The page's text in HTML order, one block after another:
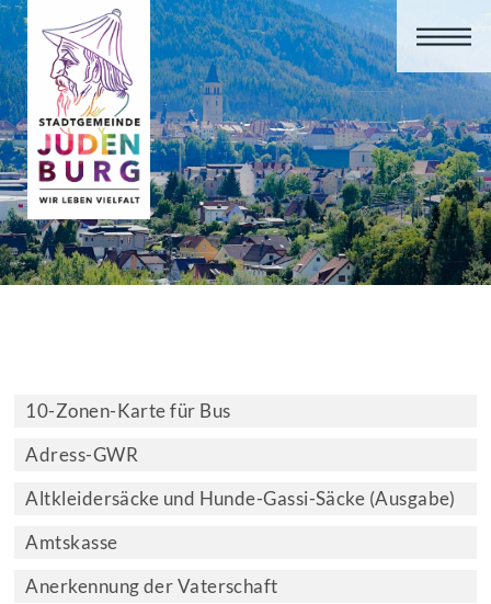
10-Zonen-Karte für Bus
Adress-GWR
Altkleidersäcke und Hunde-Gassi-Säcke (Ausgabe)
Amtskasse
Anerkennung der Vaterschaft